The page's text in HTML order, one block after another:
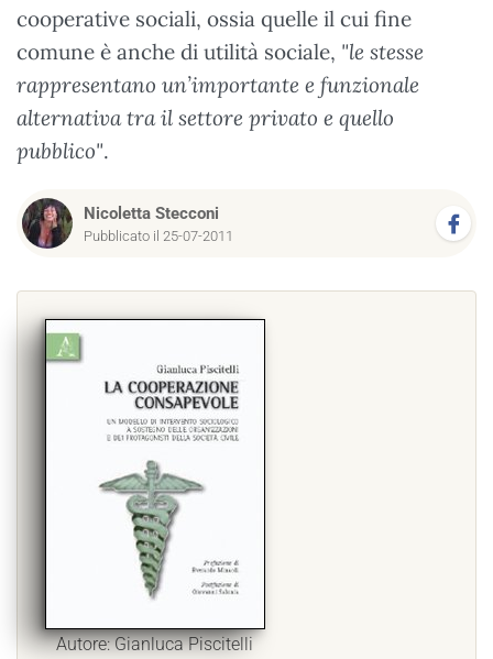
cooperative sociali, ossia quelle il cui fine
comune è anche di utilità sociale, "le stesse
rappresentano un’importante e funzionale
alternativa tra il settore privato e quello
pubblico".
Nicoletta Stecconi
Pubblicato il 25-07-2011
Autore: Gianluca Piscitelli